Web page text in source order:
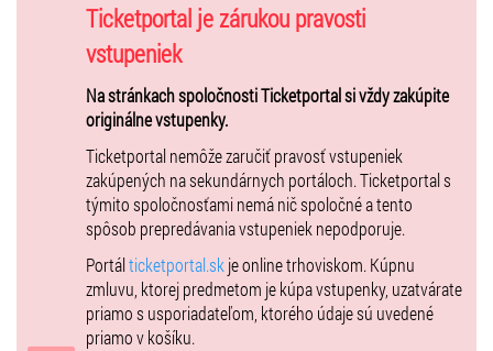
Do noci tichej, Štedrý večer alebo Vianoce krásne sú, tradičné
slovenské a svetové koledy v špeciálnych úpravách a samozrejme
hity ako Unikát, Búrka, Slobodná či novinku Ja verím.
Nenechajte si újsť tento jedinečný zážitok! Podľa našich skúseností
bývaju tieto koncerty vypredané v rekordnom čase.
VIP stôl pri koncerte 11.12.2023 Bratislva je možné zakúpiť len ako
Ticketportal je zárukou pravosti
vstupeniek
Na stránkach spoločnosti Ticketportal si vždy zakúpite
originálne vstupenky.
Ticketportal nemôže zaručiť pravosť vstupeniek
zakúpených na sekundárnych portáloch. Ticketportal s
týmito spoločnosťami nemá nič spoločné a tento
spôsob prepredávania vstupeniek nepodporuje.
Portálticketportal.sk je online trhoviskom. Kúpnu
zmluvu, ktorej predmetom je kúpa vstupenky, uzatvárate
priamo s usporiadateľom, ktorého údaje sú uvedené
priamo v košíku.